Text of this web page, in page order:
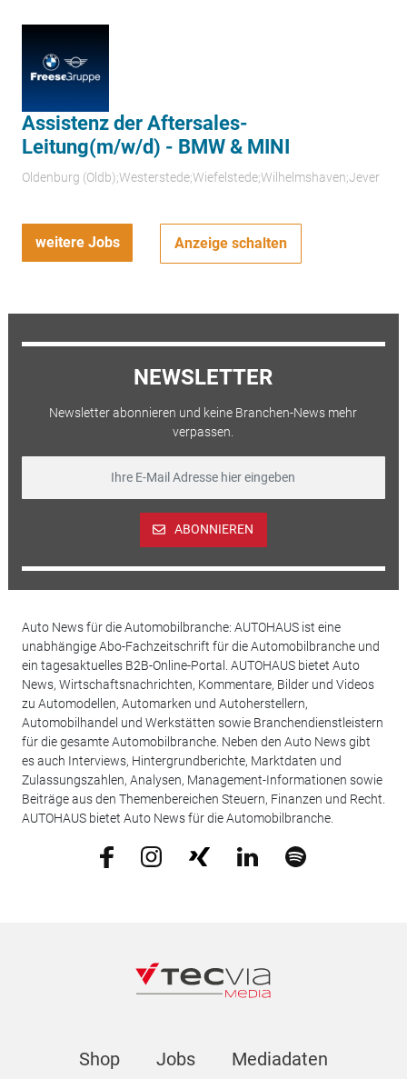
Assistenz der Aftersales-
Leitung(m/w/d) - BMW & MINI
Oldenburg (Oldb);Westerstede;Wiefelstede;Wilhelmshaven;Jever
weitere Jobs Anzeige schalten
NEWSLETTER
Newsletter abonnieren und keine Branchen-News mehr
verpassen.
ABONNIEREN
Auto News für die Automobilbranche: AUTOHAUS ist eine
unabhängige Abo-Fachzeitschrift für die Automobilbranche und
ein tagesaktuelles B2B-Online-Portal. AUTOHAUS bietet Auto
News, Wirtschaftsnachrichten, Kommentare, Bilder und Videos
zu Automodellen, Automarken und Autoherstellern,
Automobilhandel und Werkstätten sowie Branchendienstleistern
für die gesamte Automobilbranche. Neben den Auto News gibt
es auch Interviews, Hintergrundberichte, Marktdaten und
Zulassungszahlen, Analysen, Management-Informationen sowie
Beiträge aus den Themenbereichen Steuern, Finanzen und Recht.
AUTOHAUS bietet Auto News für die Automobilbranche.
Shop Jobs Mediadaten